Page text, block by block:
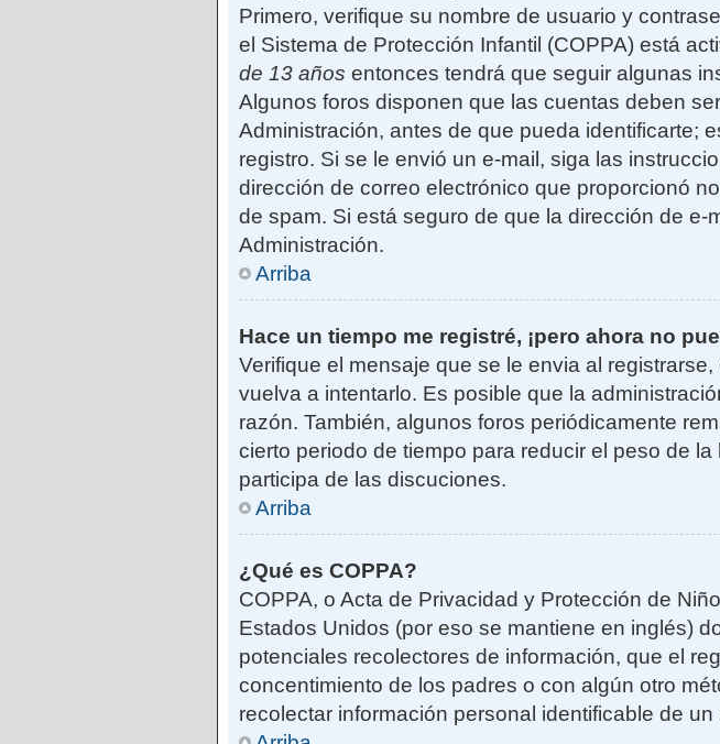
Primero, verifique su nombre de usuario y
el Sistema de Protección Infantil (COPPA) está
de 13 años entonces tendrá que seguir algunas
Algunos foros disponen que las cuentas deben
Administración, antes de que pueda identificarte;
registro. Si se le envió un e-mail, siga las
dirección de correo electrónico que proporcionó
de spam. Si está seguro de que la dirección de
Administración.
Arriba
Hace un tiempo me registré, ¡pero ahora no
Verifique el mensaje que se le envia al
vuelva a intentarlo. Es posible que la
razón. También, algunos foros periódicamente
cierto periodo de tiempo para reducir el peso de
participa de las discuciones.
Arriba
¿Qué es COPPA?
COPPA, o Acta de Privacidad y Protección de
Estados Unidos (por eso se mantiene en inglés)
potenciales recolectores de información, que el
concentimiento de los padres o con algún otro
recolectar información personal identificable de